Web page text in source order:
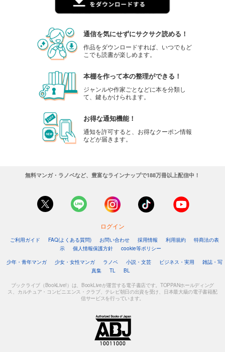
通信を気にせずにサクサク読める！
作品をダウンロードすれば、いつでもど
こでも読書が楽しめます。
本棚を作って本の整理ができる！
ジャンルや作家ごとなどに本を分類し
て、鍵もかけられます。
お得な通知機能！
通知を許可すると、お得なクーポン情報
などが届きます。
無料マンガ・ラノベなど、豊富なラインナップで188万冊以上配信中！
ログイン
ご利用ガイド FAQ(よくある質問) お問い合わせ 採用情報 利用規約
特商法の表
示
個人情報保護方針
cookie等ポリシー
少年・青年マンガ
少女・女性マンガ ラノベ 小説・文芸 ビジネス・実用
雑誌・写
真集
TL BL
ブックライブ（BookLive!）は、BookLiveが運営する電子書店です。TOPPANホールディング
ス、カルチュア・コンビニエンス・クラブ、テレビ朝日の出資を受け、日本最大級の電子書籍配
信サービスを行っています。